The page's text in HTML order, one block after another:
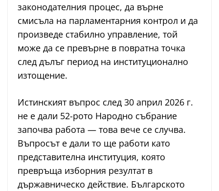
законодателния процес, да върне
смисъла на парламентарния контрол и да
произведе стабилно управление, той
може да се превърне в повратна точка
след дълъг период на институционално
изтощение.
Истинският въпрос след 30 април 2026 г.
не е дали 52-рото Народно събрание
започва работа — това вече се случва.
Въпросът е дали то ще работи като
представителна институция, която
превръща изборния резултат в
държавническо действие. Българското